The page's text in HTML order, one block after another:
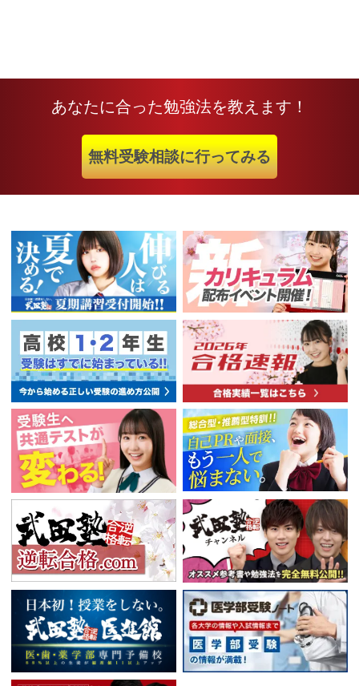
あなたに合った勉強法を教えます！
無料受験相談に行ってみる